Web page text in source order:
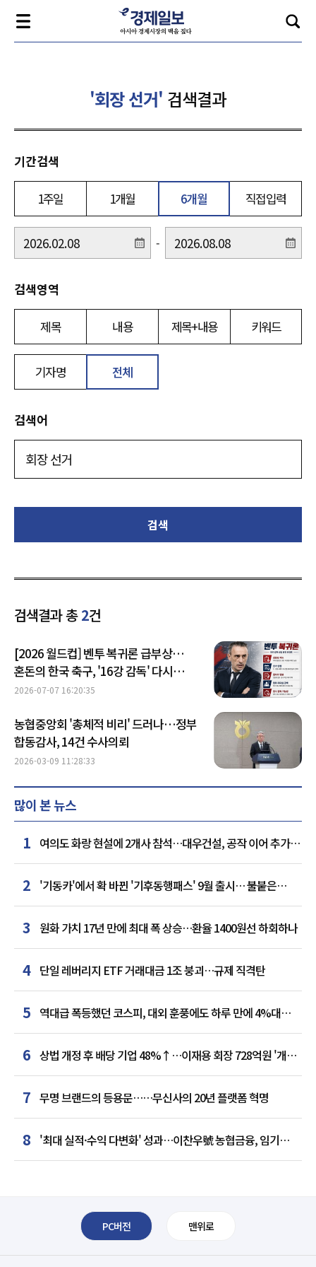
'회장 선거' 검색결과
기간검색
1주일 1개월 6개월 직접입력
-
검색영역
제목 내용 제목+내용 키워드
기자명 전체
검색어
검색
검색결과 총2건
[2026 월드컵] 벤투 복귀론 급부상…
혼돈의 한국 축구, '16강 감독' 다시
부르나
2026-07-07 16:20:35
농협중앙회 '총체적 비리' 드러나…정부
합동감사, 14건 수사의뢰
2026-03-09 11:28:33
많이 본 뉴스
1 여의도 화랑 현설에 2개사 참석…대우건설, 공작 이어 추가
거점 확보하나
2 '기동카'에서 확 바뀐 '기후동행패스' 9월 출시… 불붙은
카드사 경쟁
3 원화 가치 17년 만에 최대 폭 상승…환율 1400원선 하회하나
4 단일 레버리지 ETF 거래대금 1조 붕괴…규제 직격탄
5 역대급 폭등했던 코스피, 대외 훈풍에도 하루 만에 4%대
급락
6 상법 개정 후 배당 기업 48%↑…이재용 회장 728억원 '개인
최다'
7 무명 브랜드의 등용문……무신사의 20년 플랫폼 혁명
8 '최대 실적·수익 다변화' 성과…이찬우號 농협금융, 임기
말년 성장 박차
PC버전 맨위로